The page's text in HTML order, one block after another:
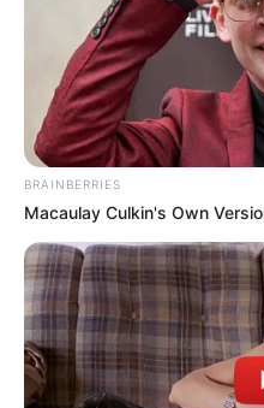
BRAINBERRIES
Macaulay Culkin's Own